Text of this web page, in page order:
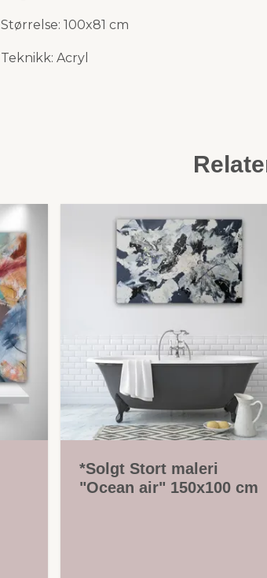
Størrelse: 100x81 cm
Teknikk: Acryl
*Solgt Stort maleri
"Ocean air" 150x100 cm